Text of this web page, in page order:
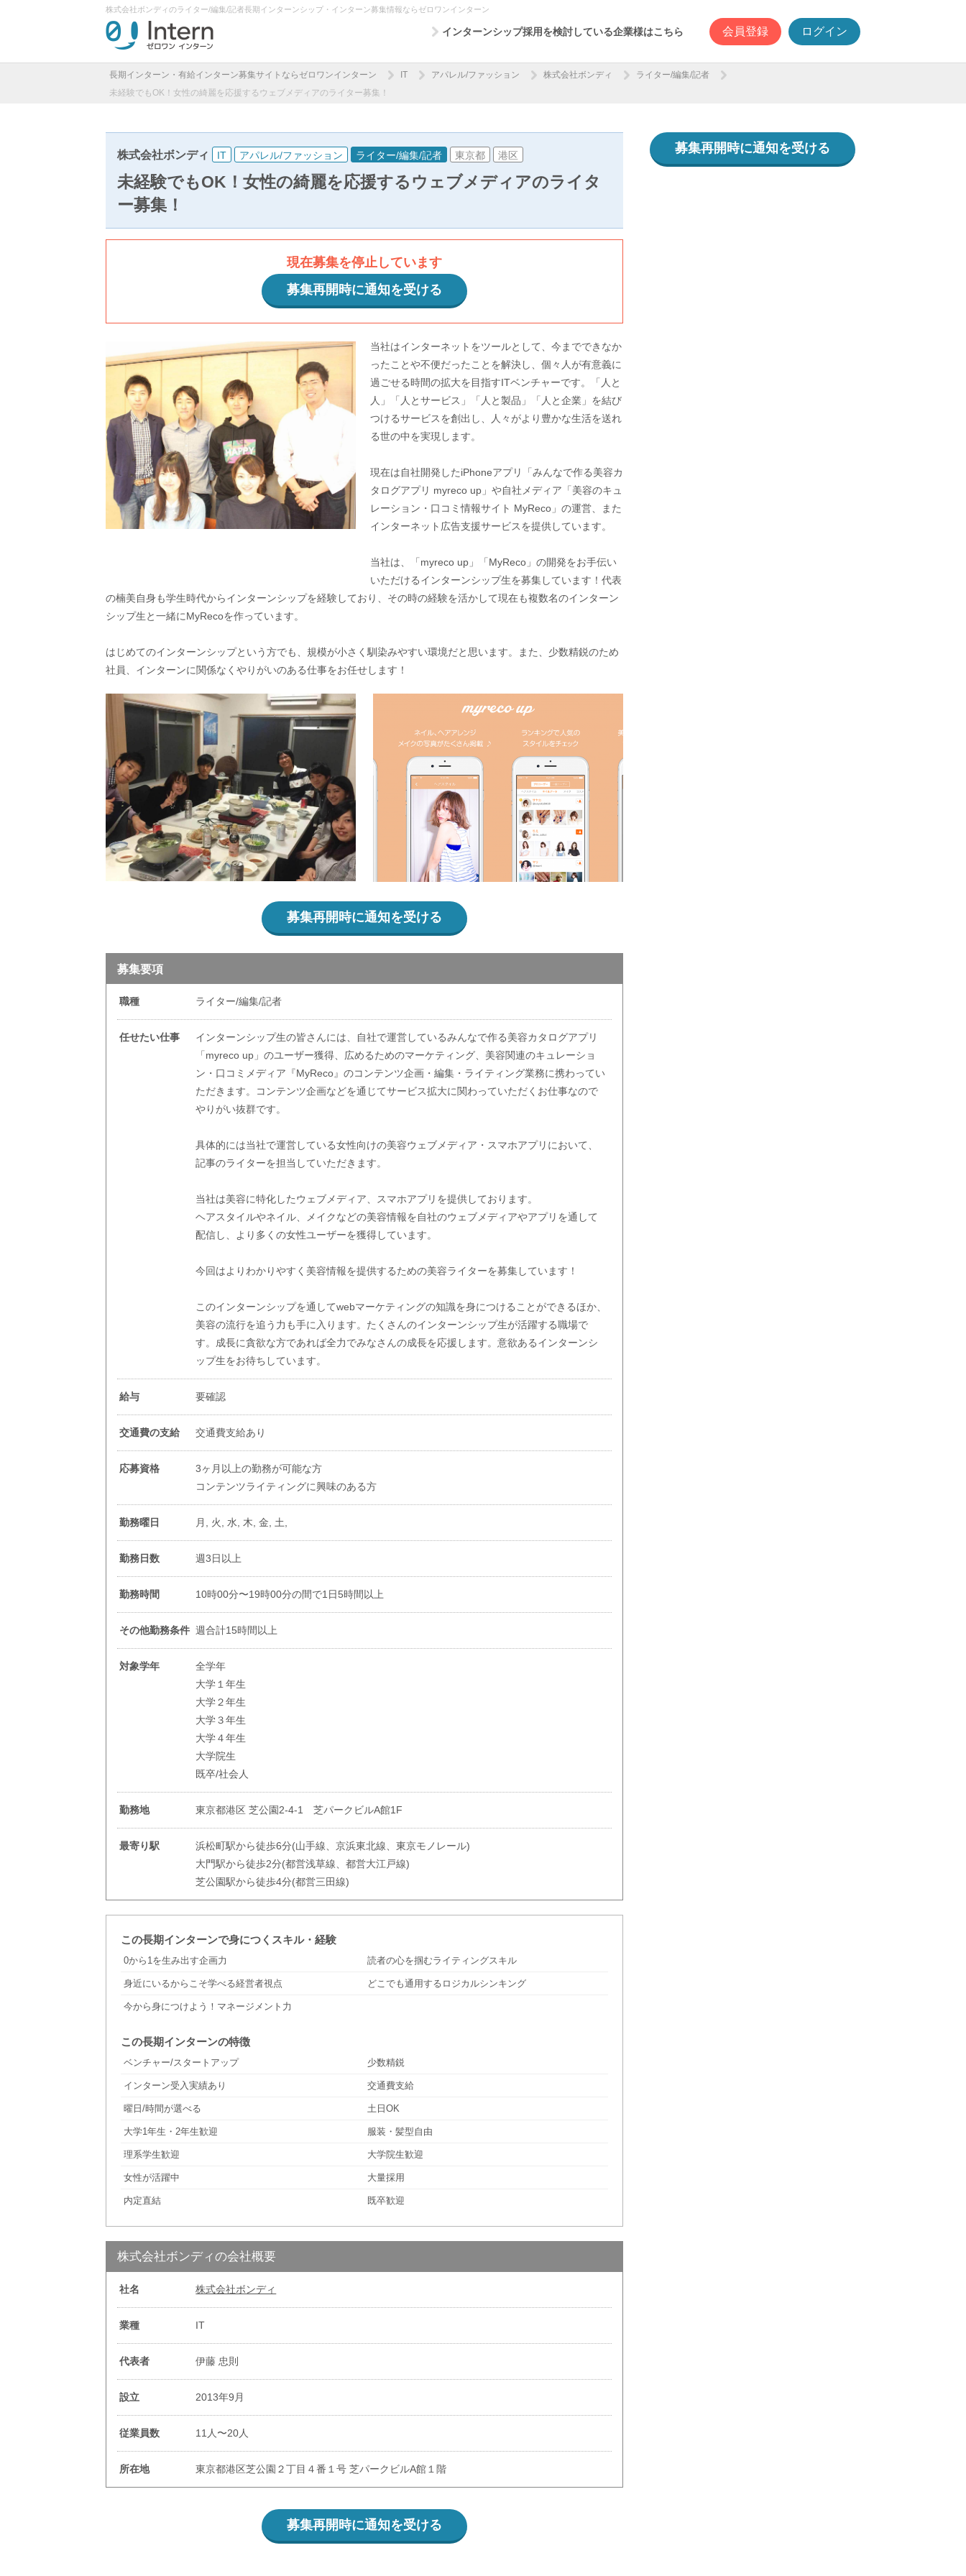
株式会社ボンディのライター/編集/記者長期インターンシップ・インターン募集情報ならゼロワンインターン
インターンシップ採用を検討している企業様はこちら 会員登録 ログイン
長期インターン・有給インターン募集サイトならゼロワンインターン IT アパレル/ファッション 株式会社ボンディ
ライター/編集/記者
未経験でもOK！女性の綺麗を応援するウェブメディアのライター募集！
株式会社ボンディ IT アパレル/ファッション ライター/編集/記者 東京都 港区
未経験でもOK！女性の綺麗を応援するウェブメディアのライタ
ー募集！
現在募集を停止しています
募集再開時に通知を受ける
当社はインターネットをツールとして、今までできなか
ったことや不便だったことを解決し、個々人が有意義に
過ごせる時間の拡大を目指すITベンチャーです。「人と
人」「人とサービス」「人と製品」「人と企業」を結び
つけるサービスを創出し、人々がより豊かな生活を送れ
る世の中を実現します。
現在は自社開発したiPhoneアプリ「みんなで作る美容カ
タログアプリ myreco up」や自社メディア「美容のキュ
レーション・口コミ情報サイト MyReco」の運営、また
インターネット広告支援サービスを提供しています。
当社は、「myreco up」「MyReco」の開発をお手伝い
いただけるインターンシップ生を募集しています！代表
の楠美自身も学生時代からインターンシップを経験しており、その時の経験を活かして現在も複数名のインターン
シップ生と一緒にMyRecoを作っています。
はじめてのインターンシップという方でも、規模が小さく馴染みやすい環境だと思います。また、少数精鋭のため
社員、インターンに関係なくやりがいのある仕事をお任せします！
募集再開時に通知を受ける
募集要項
職種 ライター/編集/記者
任せたい仕事
インターンシップ生の皆さんには、自社で運営しているみんなで作る美容カタログアプリ
「myreco up」のユーザー獲得、広めるためのマーケティング、美容関連のキュレーショ
ン・口コミメディア『MyReco』のコンテンツ企画・編集・ライティング業務に携わってい
ただきます。コンテンツ企画などを通じてサービス拡大に関わっていただくお仕事なので
やりがい抜群です。
具体的には当社で運営している女性向けの美容ウェブメディア・スマホアプリにおいて、
記事のライターを担当していただきます。
当社は美容に特化したウェブメディア、スマホアプリを提供しております。
ヘアスタイルやネイル、メイクなどの美容情報を自社のウェブメディアやアプリを通して
配信し、より多くの女性ユーザーを獲得しています。
今回はよりわかりやすく美容情報を提供するための美容ライターを募集しています！
このインターンシップを通してwebマーケティングの知識を身につけることができるほか、
美容の流行を追う力も手に入ります。たくさんのインターンシップ生が活躍する職場で
す。成長に貪欲な方であれば全力でみなさんの成長を応援します。意欲あるインターンシ
ップ生をお待ちしています。
給与 要確認
交通費の支給 交通費支給あり
応募資格
3ヶ月以上の勤務が可能な方
コンテンツライティングに興味のある方
勤務曜日 月, 火, 水, 木, 金, 土,
勤務日数 週3日以上
勤務時間 10時00分〜19時00分の間で1日5時間以上
その他勤務条件 週合計15時間以上
対象学年
全学年
大学１年生
大学２年生
大学３年生
大学４年生
大学院生
既卒/社会人
勤務地 東京都港区 芝公園2-4-1 芝パークビルA館1F
最寄り駅
浜松町駅から徒歩6分(山手線、京浜東北線、東京モノレール)
大門駅から徒歩2分(都営浅草線、都営大江戸線)
芝公園駅から徒歩4分(都営三田線)
この長期インターンで身につくスキル・経験
0から1を生み出す企画力 読者の心を掴むライティングスキル
身近にいるからこそ学べる経営者視点 どこでも通用するロジカルシンキング
今から身につけよう！マネージメント力
この長期インターンの特徴
ベンチャー/スタートアップ 少数精鋭
インターン受入実績あり 交通費支給
曜日/時間が選べる 土日OK
大学1年生・2年生歓迎 服装・髪型自由
理系学生歓迎 大学院生歓迎
女性が活躍中 大量採用
内定直結 既卒歓迎
株式会社ボンディの会社概要
社名 株式会社ボンディ
業種 IT
代表者 伊藤 忠則
設立 2013年9月
従業員数 11人〜20人
所在地 東京都港区芝公園２丁目４番１号 芝パークビルA館１階
募集再開時に通知を受ける
募集再開時に通知を受ける